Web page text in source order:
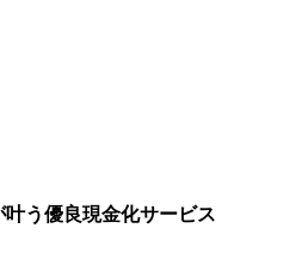
う優良現金化サービス